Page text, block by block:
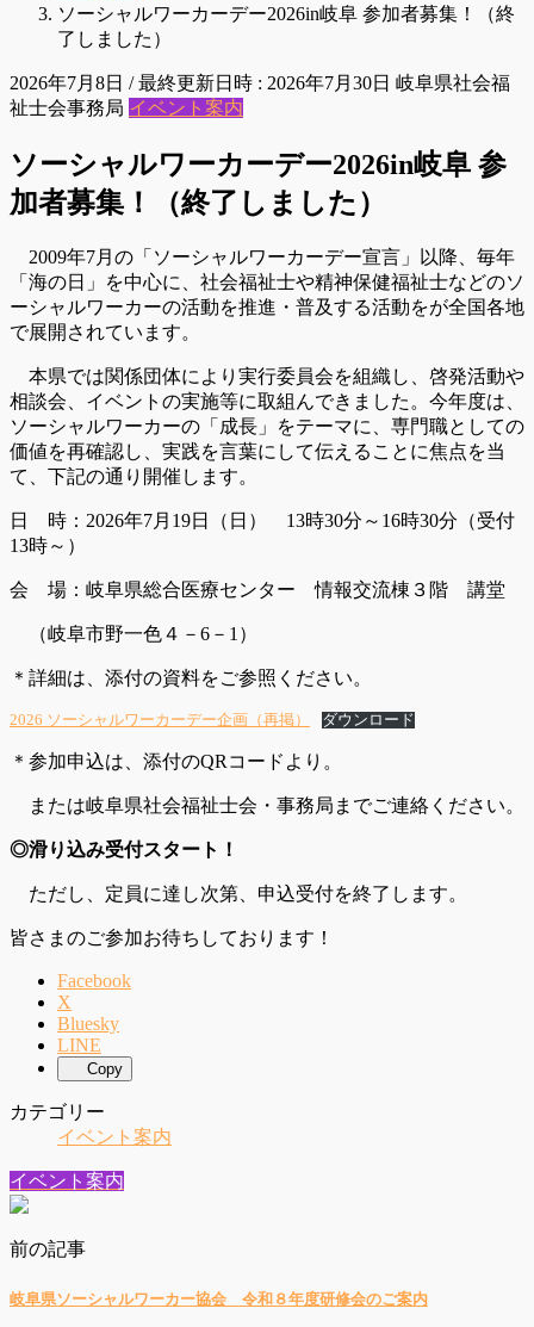
ソーシャルワーカーデー2026in岐阜 参加者募集！（終
了しました）
2026年7月8日 / 最終更新日時 : 2026年7月30日 岐阜県社会福
祉士会事務局 イベント案内
ソーシャルワーカーデー2026in岐阜 参
加者募集！（終了しました）
2009年7月の「ソーシャルワーカーデー宣言」以降、毎年
「海の日」を中心に、社会福祉士や精神保健福祉士などのソ
ーシャルワーカーの活動を推進・普及する活動をが全国各地
で展開されています。
本県では関係団体により実行委員会を組織し、啓発活動や
相談会、イベントの実施等に取組んできました。今年度は、
ソーシャルワーカーの「成長」をテーマに、専門職としての
価値を再確認し、実践を言葉にして伝えることに焦点を当
て、下記の通り開催します。
日 時：2026年7月19日（日） 13時30分～16時30分（受付
13時～）
会 場：岐阜県総合医療センター 情報交流棟３階 講堂
（岐阜市野一色４－6－1）
＊詳細は、添付の資料をご参照ください。
2026 ソーシャルワーカーデー企画（再掲） ダウンロード
＊参加申込は、添付のQRコードより。
または岐阜県社会福祉士会・事務局までご連絡ください。
◎滑り込み受付スタート！
ただし、定員に達し次第、申込受付を終了します。
皆さまのご参加お待ちしております！
Facebook
X
Bluesky
LINE
Copy
カテゴリー
イベント案内
イベント案内
前の記事
岐阜県ソーシャルワーカー協会 令和８年度研修会のご案内